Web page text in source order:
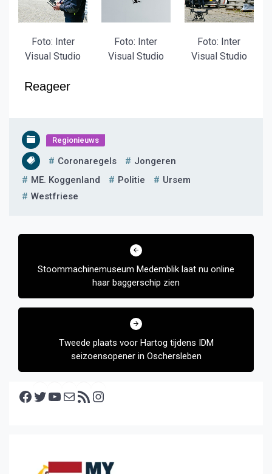
Foto: Inter
Visual Studio
Foto: Inter
Visual Studio
Foto: Inter
Visual Studio
Reageer
Regionieuws
Coronaregels
Jongeren
ME. Koggenland
Politie
Ursem
Westfriese
Bericht
Stoommachinemuseum Medemblik laat nu online
haar baggerschip zien
Tweede plaats voor Hartog tijdens IDM
seizoensopener in Oschersleben
Facebook Twitter YouTube E-mail RSS feed